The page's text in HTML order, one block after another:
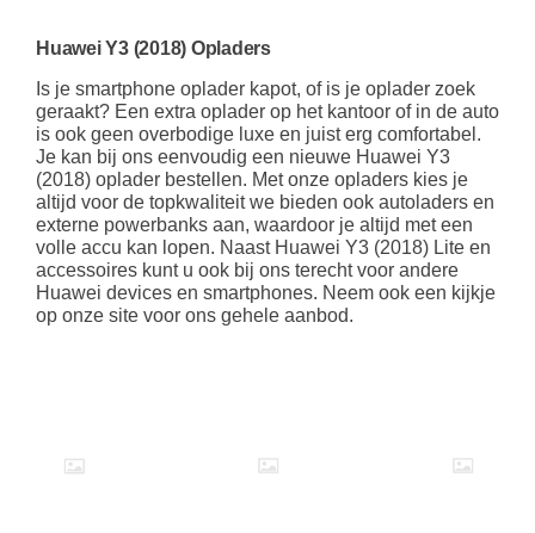
Huawei Y3 (2018) Opladers
Is je smartphone oplader kapot, of is je oplader zoek
geraakt? Een extra oplader op het kantoor of in de auto
is ook geen overbodige luxe en juist erg comfortabel.
Je kan bij ons eenvoudig een nieuwe Huawei Y3
(2018) oplader bestellen. Met onze opladers kies je
altijd voor de topkwaliteit we bieden ook autoladers en
externe powerbanks aan, waardoor je altijd met een
volle accu kan lopen. Naast Huawei Y3 (2018) Lite en
accessoires kunt u ook bij ons terecht voor andere
Huawei devices en smartphones. Neem ook een kijkje
op onze site voor ons gehele aanbod.